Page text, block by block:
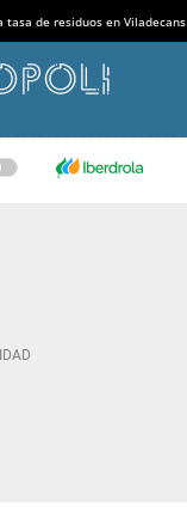
tasa de residuos en Viladecans